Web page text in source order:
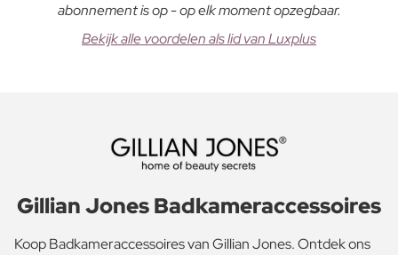
abonnement is op - op elk moment opzegbaar.
Bekijk alle voordelen als lid van Luxplus
Gillian Jones Badkameraccessoires
Koop Badkameraccessoires van Gillian Jones. Ontdek ons